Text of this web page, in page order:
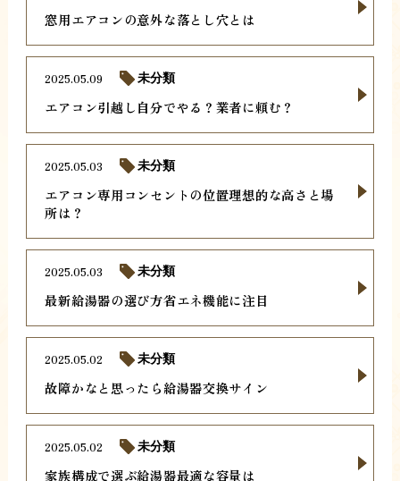
窓用エアコンの意外な落とし穴とは
エアコン引越し自分でやる？業者に頼む？
2025.05.09 未分類
エアコン専用コンセントの位置理想的な高さと場
所は？
2025.05.03 未分類
最新給湯器の選び方省エネ機能に注目
2025.05.03 未分類
故障かなと思ったら給湯器交換サイン
2025.05.02 未分類
家族構成で選ぶ給湯器最適な容量は
2025.05.02 未分類